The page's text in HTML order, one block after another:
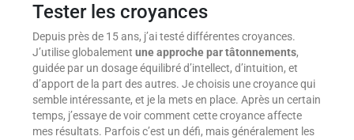
Tester les croyances
Depuis près de 15 ans, j’ai testé différentes croyances.
J’utilise globalement une approche par tâtonnements,
guidée par un dosage équilibré d’intellect, d’intuition, et
d’apport de la part des autres. Je choisis une croyance qui
semble intéressante, et je la mets en place. Après un certain
temps, j’essaye de voir comment cette croyance affecte
mes résultats. Parfois c’est un défi, mais généralement les